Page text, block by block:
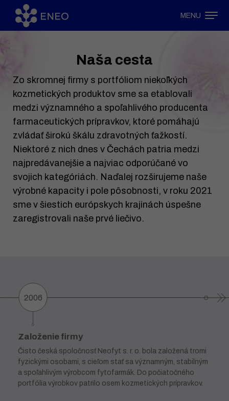
MENU
Naša cesta
Zo skromnej firmy s portfóliom niekoľkých
kozmetických produktov sme sa etablovali
medzi významného a spoľahlivého producenta
farmaceutických prípravkov, ktoré pomáhajú
zvládať širokú škálu zdravotných ťažkostí.
Niektoré z nich dnes v Čechách patria medzi
najpredávanejšie a najviac odporúčané vo
svojich kategóriách. Naďalej rozširujeme naše
výrobné kapacity i pole pôsobnosti, v roku 2021
sme v šiestich európskych krajinách úspešne
zaregistrovali naše prvé liečivo.
Založenie firmy
Čisto česká spoločnosť Neofyt s. r. o. bola založená tromi
fyzickými osobami, s cieľom stať sa významným, stabilným
a spoľahlivým výrobcom fytofarmák. Do počiatočného
portfólia výrobkov patrilo osem kozmetických prípravkov.
2006